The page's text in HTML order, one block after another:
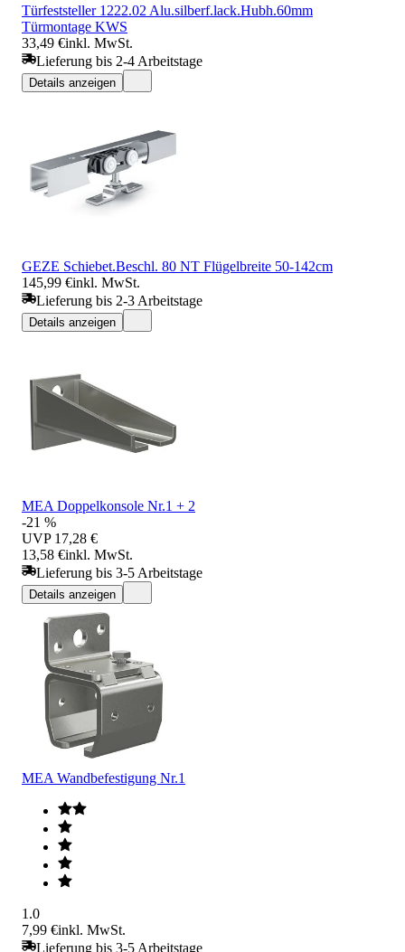
Türfeststeller 1222.02 Alu.silberf.lack.Hubh.60mm
Türmontage KWS
33,49 €inkl. MwSt.
Lieferung bis 2-4 Arbeitstage
Details anzeigen
GEZE Schiebet.Beschl. 80 NT Flügelbreite 50-142cm
145,99 €inkl. MwSt.
Lieferung bis 2-3 Arbeitstage
Details anzeigen
MEA Doppelkonsole Nr.1 + 2
-21 %
UVP 17,28 €
13,58 €inkl. MwSt.
Lieferung bis 3-5 Arbeitstage
Details anzeigen
MEA Wandbefestigung Nr.1
1.0
7,99 €inkl. MwSt.
Lieferung bis 3-5 Arbeitstage